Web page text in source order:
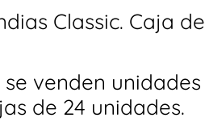
Classic. Caja de
se venden unidades
de 24 unidades.